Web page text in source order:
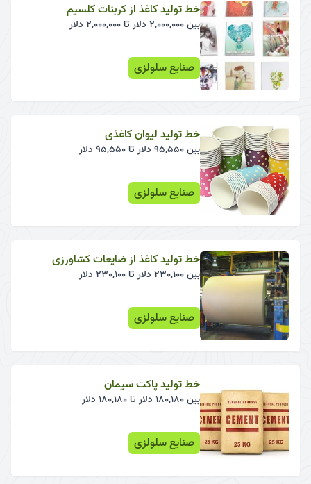
خط تولید کاغذ از کربنات کلسیم
بین 2,000,000 دلار تا 2,000,000 دلار
صنایع سلولزی
خط تولید لیوان کاغذی
بین 95,550 دلار تا 95,550 دلار
صنایع سلولزی
خط تولید کاغذ از ضایعات کشاورزی
بین 230,100 دلار تا 230,100 دلار
صنایع سلولزی
خط تولید پاکت سیمان
بین 180,180 دلار تا 180,180 دلار
صنایع سلولزی